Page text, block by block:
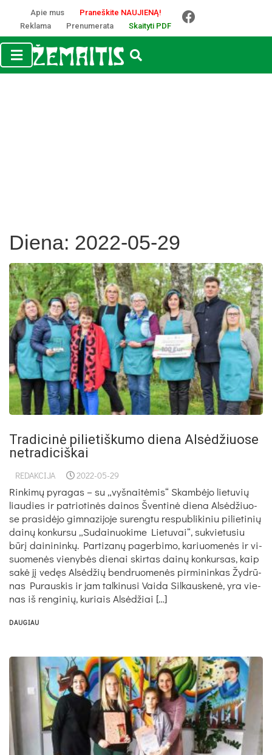
Apie mus
Praneškite NAUJIENĄ!
Reklama
Prenumerata Skaityti PDF
Diena: 2022-05-29
Tradicinė pilietiškumo diena Alsėdžiuose
netradiciškai
REDAKCIJA 2022-05-29
Rin­ki­mų py­ra­gas – su „vyš­nai­tė­mis“ Skambė­jo lie­tu­vių
liau­dies ir pa­trio­tinės dai­nos Šven­tinė die­na Alsėd­žiuo­
se pra­si­dėjo gim­na­zi­jo­je su­reng­tu res­pub­li­ki­niu pi­lie­ti­nių
dainų kon­kur­su „Su­dai­nuo­ki­me Lie­tu­vai“, su­kvie­tu­siu
būrį dai­ni­ninkų. Par­ti­zanų pa­ger­bi­mo, ka­riuo­menės ir vi­
suo­menės vie­nybės die­nai skir­tas dainų kon­kur­sas, kaip
sakė jį vedęs Alsėd­žių bend­ruo­menės pir­mi­nin­kas Žydrū­
nas Pu­raus­kis ir jam tal­ki­nu­si Vai­da Sil­kaus­kenė, yra vie­
nas iš ren­gi­nių, ku­riais Alsėd­žiai […]
DAUGIAU